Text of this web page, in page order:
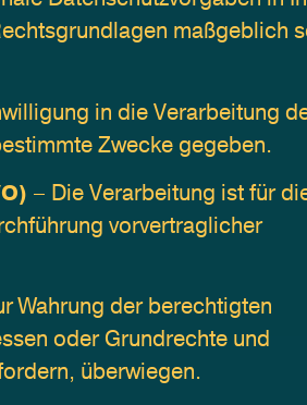
maßgeblich
in die Verarbeitung
Zwecke gegeben.
– Die Verarbeitung ist für
vorvertraglicher
Wahrung der berechtigten
oder Grundrechte und
überwiegen.